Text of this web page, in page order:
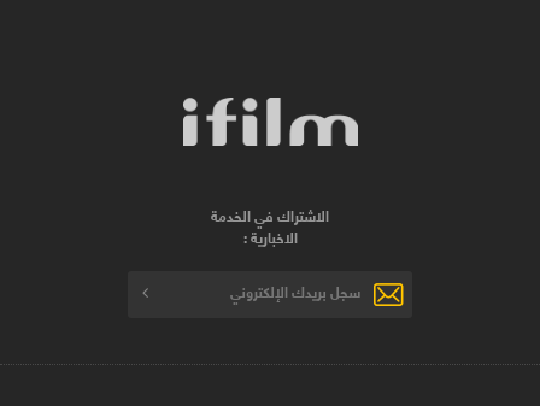
الاشتراك في الخدمة
الاخبارية :